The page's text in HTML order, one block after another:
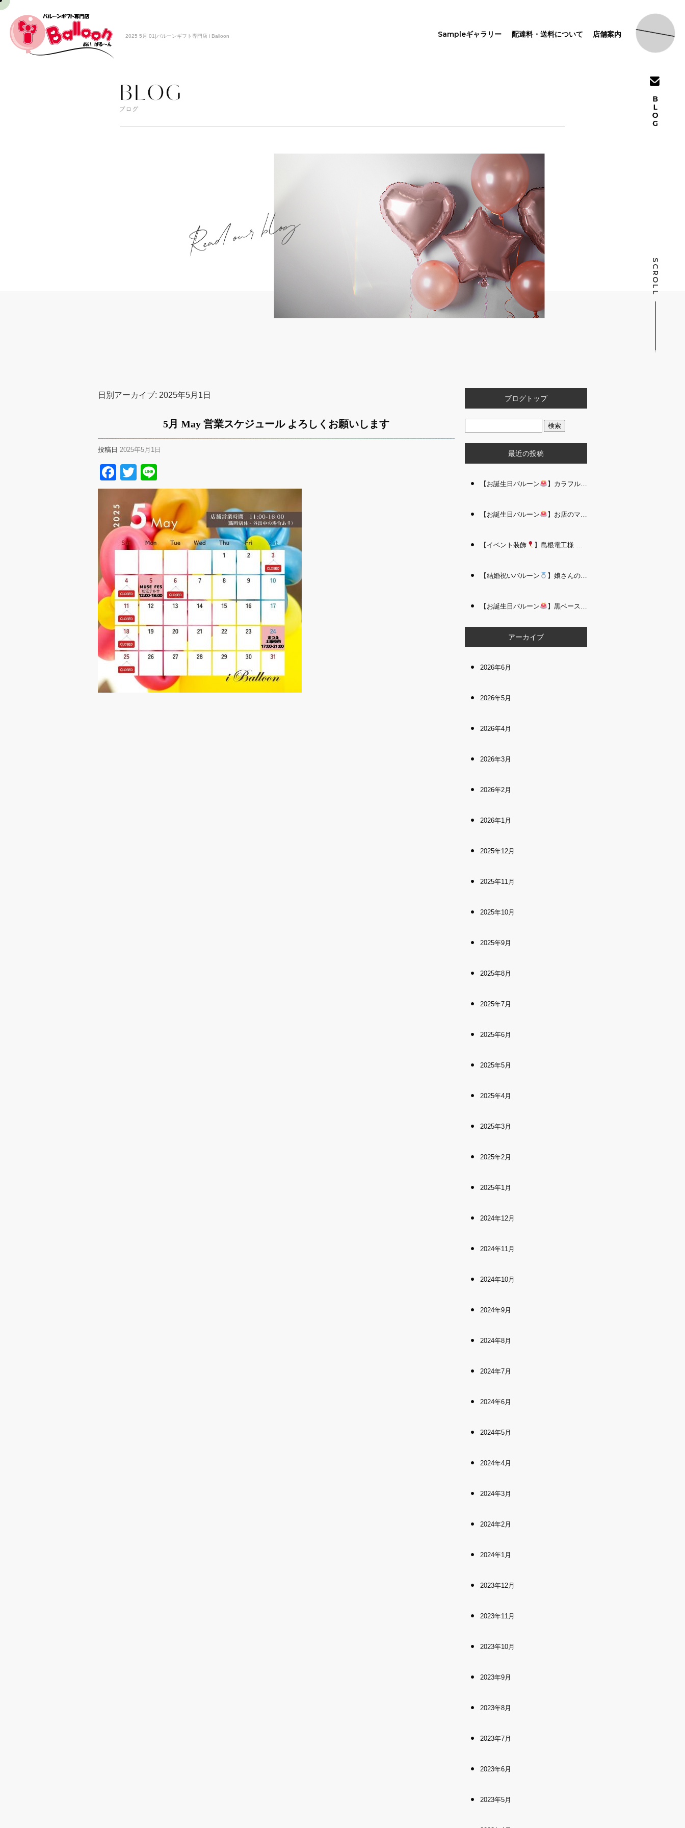
2025 5月 01|バルーンギフト専門店 i Balloon Sampleギャラリー 配達料・送料について 店舗案内
SCROLL
日別アーカイブ: 2025年5月1日
5月 May 営業スケジュール よろしくお願いします
投稿日 2025年5月1日
Facebook
Twitter
ブログトップ
最近の投稿
【お誕生日バルーン 】カラフルで存在感たっぷりのバルーンタワー｜松江 i Balloo n
【お誕生日バルーン 】お店のママさんへの華やかなお祝いに｜シャンパン付き豪 華バルーンアレンジメント｜松江 i Balloon
【イベント装飾 】島根電工様 お客様感謝祭｜入口アーチ＆キッズコーナー装飾 を担当しました｜松江 i Balloon
【結婚祝いバルーン 】娘さんのご結婚祝いに｜ウェディングベアとフラワーイン バルーンが華やかなバルーンアレンジメント｜松江 i Balloon
【お誕生日バルーン 】黒ベース×ヒョウ柄がおしゃれ
アーカイブ
2026年6月
2026年5月
2026年4月
2026年3月
2026年2月
2026年1月
2025年12月
2025年11月
2025年10月
2025年9月
2025年8月
2025年7月
2025年6月
2025年5月
2025年4月
2025年3月
2025年2月
2025年1月
2024年12月
2024年11月
2024年10月
2024年9月
2024年8月
2024年7月
2024年6月
2024年5月
2024年4月
2024年3月
2024年2月
2024年1月
2023年12月
2023年11月
2023年10月
2023年9月
2023年8月
2023年7月
2023年6月
2023年5月